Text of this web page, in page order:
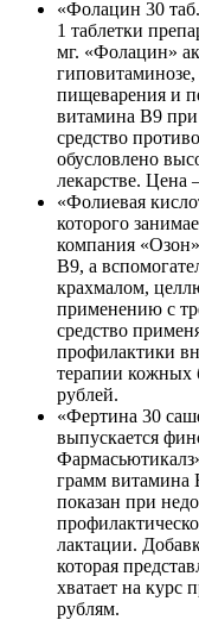
«Фолацин 30
1 таблетки
мг. «Фолацин»
пищеварения и
витамина В9
средство
обусловлено
лекарстве. Цена
«Фолиевая
которого
компания
В9, а
крахмалом,
применению с
средство
профилактики
терапии кожных
рублей.
«Фертина 30
выпускается
грамм витамина
показан при
лактации.
которая
хватает на курс
рублям.